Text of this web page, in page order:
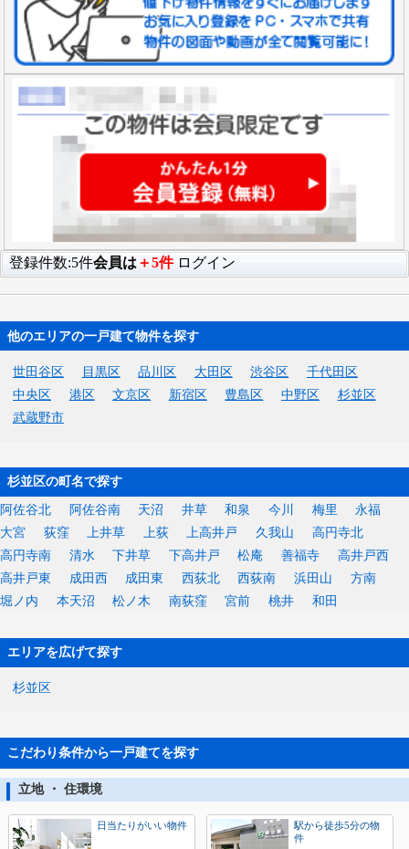
登録件数:5件会員は ＋5件 ログイン
他のエリアの一戸建て物件を探す
世田谷区 目黒区 品川区 大田区 渋谷区
千代田区
中央区
港区 文京区 新宿区 豊島区 中野区
杉並区
武蔵野市
杉並区の町名で探す
阿佐谷北 阿佐谷南 天沼 井草 和泉 今川 梅里
永福
大宮
荻窪 上井草 上荻 上高井戸 久我山
高円寺北
高円寺南
清水 下井草 下高井戸 松庵 善福寺
高井戸西
高井戸東
成田西 成田東 西荻北 西荻南 浜田山
方南
堀ノ内
本天沼 松ノ木 南荻窪 宮前 桃井 和田
エリアを広げて探す
杉並区
こだわり条件から一戸建てを探す
立地 ・ 住環境
日当たりがいい物件
駅から徒歩5分の物
件